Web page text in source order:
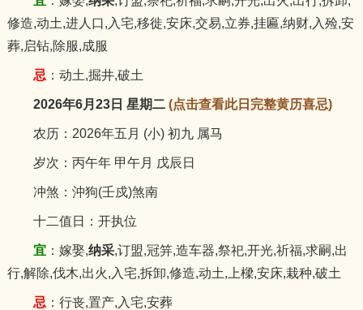
修造,动土,进人口,入宅,移徙,安床,交易,立券,挂匾,纳财,入殓,安
葬,启钻,除服,成服
忌 ：动土,掘井,破土
2026年6月23日 星期二 (点击查看此日完整黄历喜忌)
农历：2026年五月 (小) 初九 属马
岁次：丙午年 甲午月 戊辰日
冲煞：沖狗(壬戍)煞南
十二值日：开执位
宜：嫁娶,纳采,订盟,冠笄,造车器,祭祀,开光,祈福,求嗣,出
行,解除,伐木,出火,入宅,拆卸,修造,动土,上樑,安床,栽种,破土
忌 ：行丧,置产,入宅,安葬